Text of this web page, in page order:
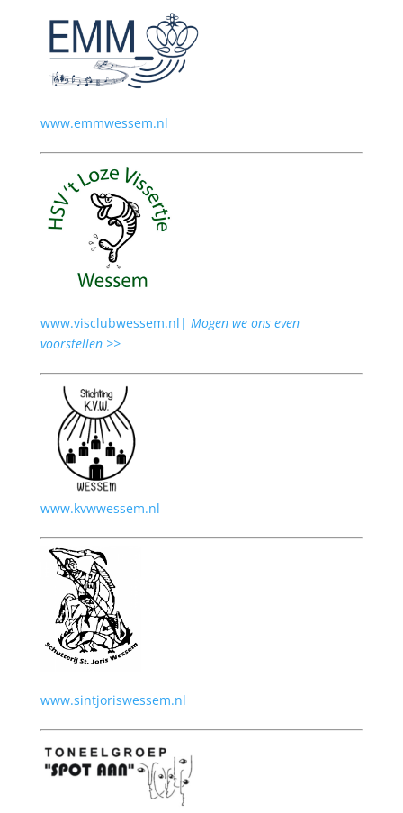
www.emmwessem.nl
www.visclubwessem.nl| Mogen we ons even
voorstellen >>
www.kvwwessem.nl
www.sintjoriswessem.nl